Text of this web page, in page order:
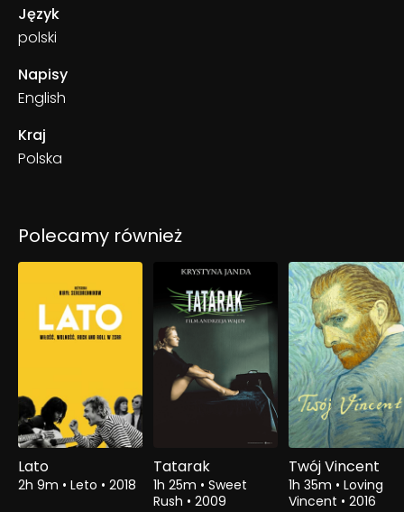
Język
polski
Napisy
English
Kraj
Polska
Polecamy również
Lato
2h 9m • Leto • 2018
Tatarak
1h 25m • Sweet
Rush • 2009
Twój Vincent
1h 35m • Loving
Vincent • 2016